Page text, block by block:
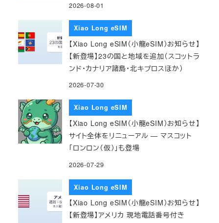
2026-08-01
Xiao Long eSIM
【Xiao Long eSIM（小龍eSIM）お知らせ】
【新登場】23の国と地域を追加（スコットラ
ンド・カナリア諸島・北キプロスほか）
2026-07-30
Xiao Long eSIM
【Xiao Long eSIM（小龍eSIM）お知らせ】
サイト全体をリニューアル — マスコット
「ロンロン（仮）」も登場
2026-07-29
Xiao Long eSIM
【Xiao Long eSIM（小龍eSIM）お知らせ】
【新登場】アメリカ 現地電話番号付き